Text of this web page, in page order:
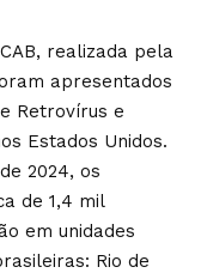
realizada pela
apresentados
Retrovírus e
Estados Unidos.
2024, os
de 1,4 mil
em unidades
Rio de